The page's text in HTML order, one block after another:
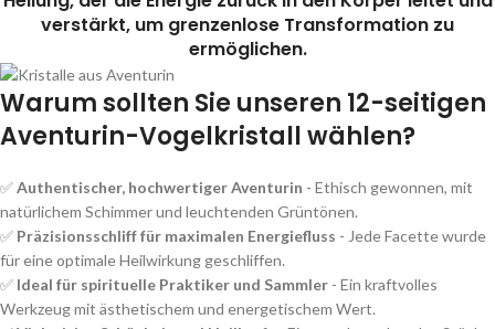
verstärkt, um grenzenlose Transformation zu
ermöglichen.
Warum sollten Sie unseren 12-seitigen
Aventurin-Vogelkristall wählen?
✅Authentischer, hochwertiger Aventurin - Ethisch gewonnen, mit
natürlichem Schimmer und leuchtenden Grüntönen.
✅ Präzisionsschliff für maximalen Energiefluss - Jede Facette wurde
für eine optimale Heilwirkung geschliffen.
✅ Ideal für spirituelle Praktiker und Sammler - Ein kraftvolles
Werkzeug mit ästhetischem und energetischem Wert.